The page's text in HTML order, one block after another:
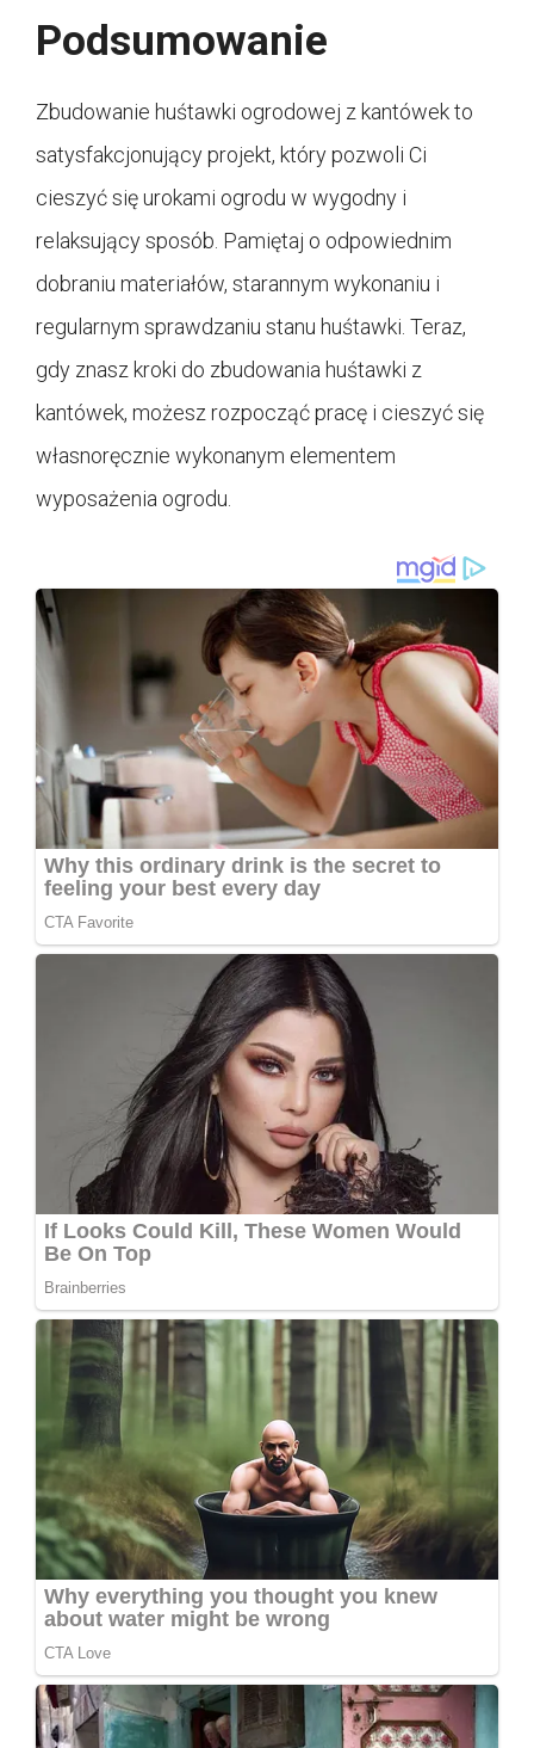
Podsumowanie
Zbudowanie huśtawki ogrodowej z kantówek to
satysfakcjonujący projekt, który pozwoli Ci
cieszyć się urokami ogrodu w wygodny i
relaksujący sposób. Pamiętaj o odpowiednim
dobraniu materiałów, starannym wykonaniu i
regularnym sprawdzaniu stanu huśtawki. Teraz,
gdy znasz kroki do zbudowania huśtawki z
kantówek, możesz rozpocząć pracę i cieszyć się
własnoręcznie wykonanym elementem
wyposażenia ogrodu.